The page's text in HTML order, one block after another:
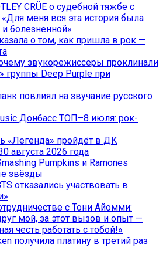
CRÜE о судебной тяжбе с
меня вся эта история была
болезненной»
о том, как пришла в рок —
звукорежиссеры проклинали
группы Deep Purple при
повлиял на звучание русского
Донбасс ТОП–8 июля: рок-
«Легенда» пройдёт в ДК
августа 2026 года
Pumpkins и Ramones
звёзды
отказались участвовать в
с Тони Айомми:
мой, за этот вызов и опыт —
честь работать с тобой!»
получила платину в третий раз